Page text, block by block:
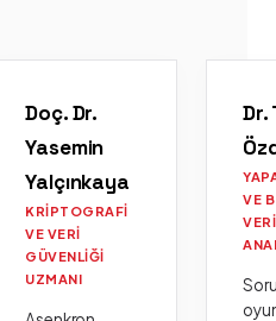
Doç. Dr.
Yasemin
Yalçınkaya
KRIPTOGRAFI
VE VERI
GÜVENLIĞI
UZMANI
Dr.
VE
VERI